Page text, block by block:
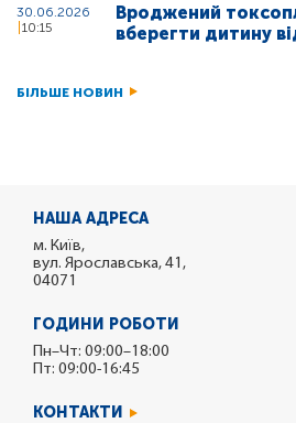
30.06.2026
10:15
Вроджений
вберегти дитину
БІЛЬШЕ НОВИН
НАША АДРЕСА
м. Київ,
вул. Ярославська, 41,
04071
ГОДИНИ РОБОТИ
Пн–Чт: 09:00–18:00
Пт: 09:00-16:45
КОНТАКТИ